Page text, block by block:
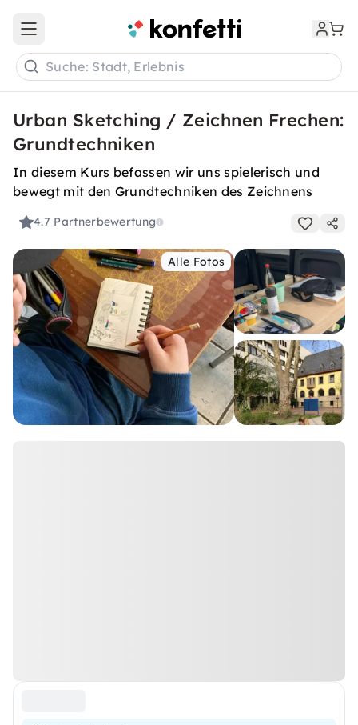
Open main menu
Suche: Stadt, Erlebnis
Urban Sketching / Zeichnen Frechen:
Grundtechniken
In diesem Kurs befassen wir uns spielerisch und
bewegt mit den Grundtechniken des Zeichnens
4.7 Partnerbewertung
Alle Fotos